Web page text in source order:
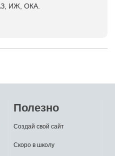
ИЖ, ОКА.
Полезно
Создай свой сайт
Скоро в школу